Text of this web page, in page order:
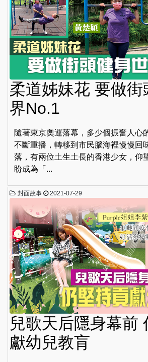
柔道姊妹花 要做街
界No.1
隨著東京奧運落幕，多少個振奮人心
不斷重播，轉移到市民腦海裡慢慢回
落，有兩位土生土長的香港少女，仰
盼成為「...
封面故事 2021-07-29
兒歌天后隱身幕前
獻幼兒教肓